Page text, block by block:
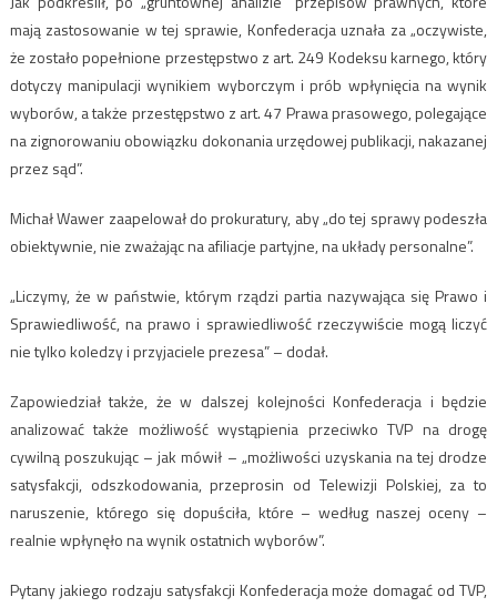
mają zastosowanie w tej sprawie, Konfederacja uznała za „oczywiste,
że zostało popełnione przestępstwo z art. 249 Kodeksu karnego, który
dotyczy manipulacji wynikiem wyborczym i prób wpłynięcia na wynik
wyborów, a także przestępstwo z art. 47 Prawa prasowego, polegające
na zignorowaniu obowiązku dokonania urzędowej publikacji, nakazanej
przez sąd”.
Michał Wawer zaapelował do prokuratury, aby „do tej sprawy podeszła
obiektywnie, nie zważając na afiliacje partyjne, na układy personalne”.
„Liczymy, że w państwie, którym rządzi partia nazywająca się Prawo i
Sprawiedliwość, na prawo i sprawiedliwość rzeczywiście mogą liczyć
nie tylko koledzy i przyjaciele prezesa” – dodał.
Zapowiedział także, że w dalszej kolejności Konfederacja i będzie
analizować także możliwość wystąpienia przeciwko TVP na drogę
cywilną poszukując – jak mówił – „możliwości uzyskania na tej drodze
satysfakcji, odszkodowania, przeprosin od Telewizji Polskiej, za to
naruszenie, którego się dopuściła, które – według naszej oceny –
realnie wpłynęło na wynik ostatnich wyborów”.
Pytany jakiego rodzaju satysfakcji Konfederacja może domagać od TVP,